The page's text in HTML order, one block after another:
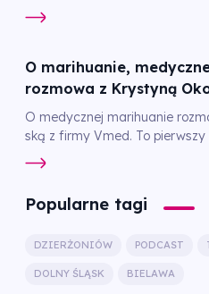
O marihuanie,
rozmowa z Krystyną
O medycznej marihuanie
ską z firmy Vmed. To pierwszy
Popularne tagi
DZIERŻONIÓW PODCAST
DOLNY ŚLĄSK BIELAWA